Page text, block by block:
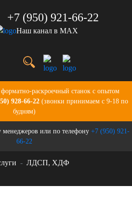
+7 (950) 921-66-22
Наш канал в MAX
раскроечный станок с опытом
928-66-22 (звонки принимаем с 9-18 по
будням)
менеджеров или по телефону +7 (950) 921-
66-22
ЛДСП, ХДФ